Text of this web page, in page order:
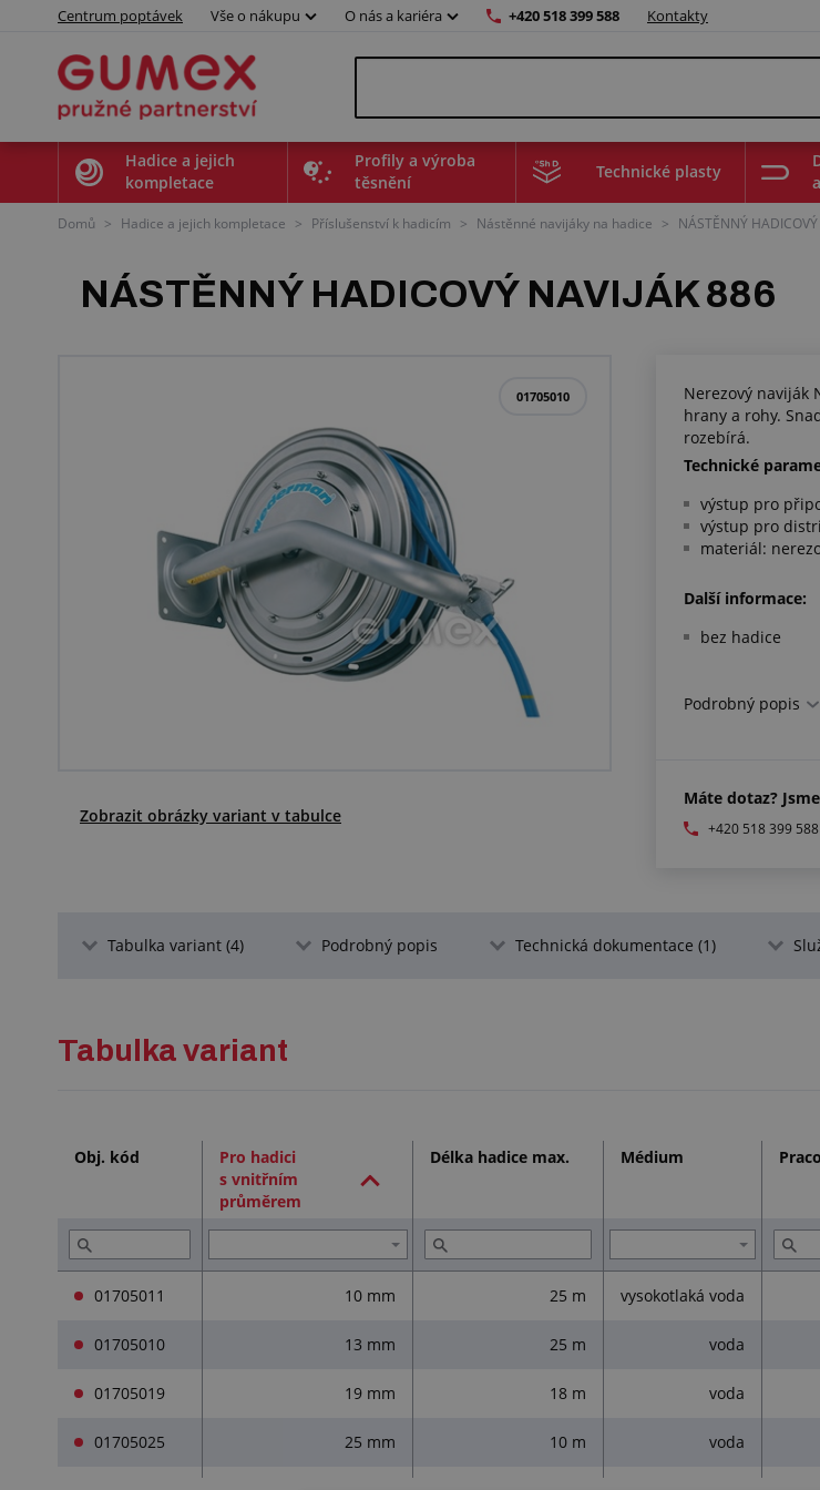
Centrum poptávek Vše o nákupu O nás a kariéra +420 518 399 588 Kontakty
Hadice a jejich
kompletace
Profily a výroba
těsnění
Technické plasty
Domů > Hadice a jejich kompletace > Příslušenství k hadicím > Nástěnné navijáky na hadice > NÁSTĚNNÝ
NÁSTĚNNÝ HADICOVÝ NAVIJÁK 886
01705010
Zobrazit obrázky variant v tabulce
Nerezový naviják
hrany a rohy.
rozebírá.
Technické
výstup pro
výstup pro
materiál:
Další informace:
bez hadice
Podrobný popis
Máte dotaz?
+420 518 399 588
Tabulka variant (4) Podrobný popis Technická dokumentace (1)
Tabulka variant
Obj. kód
Pro hadici
s vnitřním
průměrem
Délka hadice max. Médium
01705011 10 mm 25 m vysokotlaká voda
01705010 13 mm 25 m voda
01705019 19 mm 18 m voda
01705025 25 mm 10 m voda